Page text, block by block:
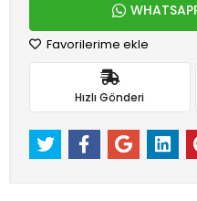
Favorilerime ekle
Hızlı Gönderi